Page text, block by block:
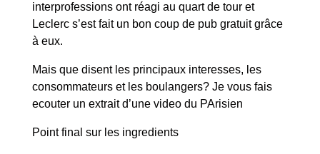
interprofessions ont réagi au quart de tour et
Leclerc s’est fait un bon coup de pub gratuit grâce
à eux.
Mais que disent les principaux interesses, les
consommateurs et les boulangers? Je vous fais
ecouter un extrait d’une video du PArisien
Point final sur les ingredients